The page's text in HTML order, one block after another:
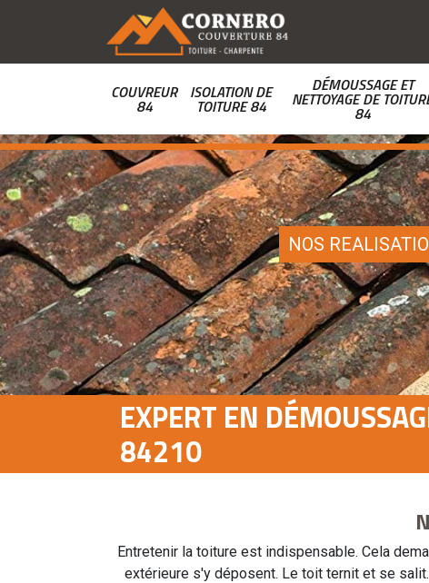
COUVREUR
84
ISOLATION DE
TOITURE 84
DÉMOUSSAGE ET
NETTOYAGE DE
84
NOS
EXPERT EN
84210
Entretenir la toiture est indispensable. Cela
extérieure s'y déposent. Le toit ternit et se